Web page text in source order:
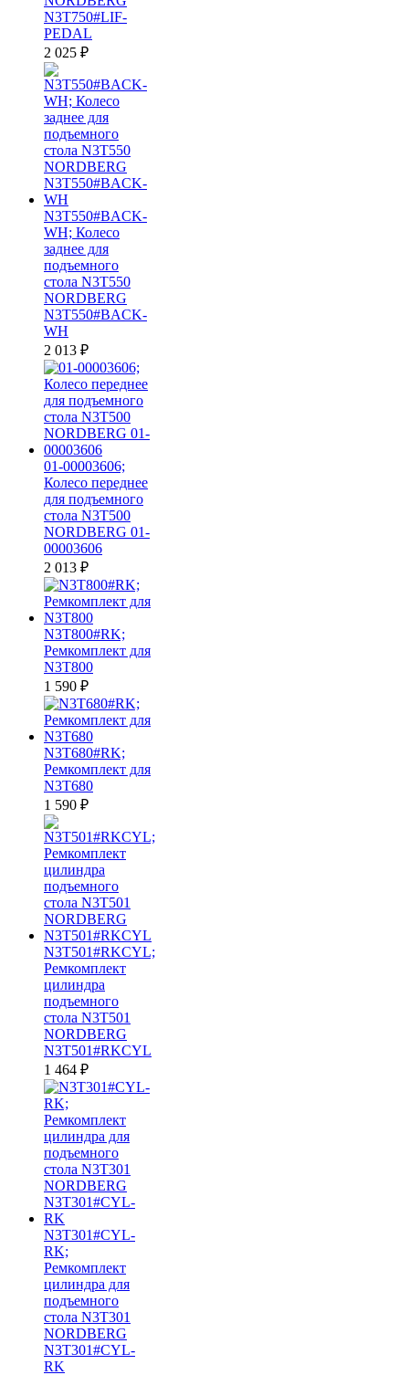
N3T750#LIF-
PEDAL
2 025 ₽
N3T550#BACK-
WH; Колесо
заднее для
подъемного
стола N3T550
NORDBERG
N3T550#BACK-
WH
2 013 ₽
01-00003606;
Колесо переднее
для подъемного
стола N3T500
NORDBERG 01-
00003606
2 013 ₽
N3T800#RK;
Ремкомплект для
N3T800
1 590 ₽
N3T680#RK;
Ремкомплект для
N3T680
1 590 ₽
N3T501#RKCYL;
Ремкомплект
цилиндра
подъемного
стола N3T501
NORDBERG
N3T501#RKCYL
1 464 ₽
N3T301#CYL-
RK;
Ремкомплект
цилиндра для
подъемного
стола N3T301
NORDBERG
N3T301#CYL-
RK